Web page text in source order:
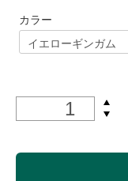
カラー